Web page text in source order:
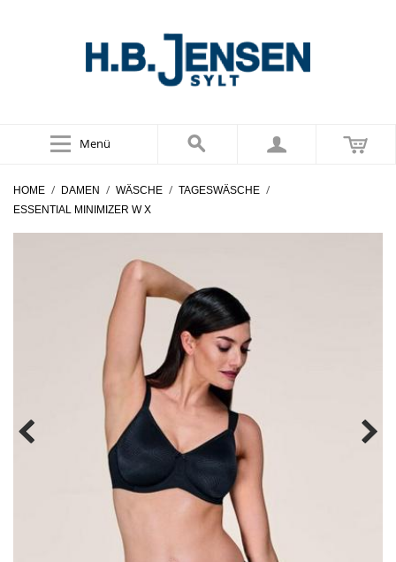
Menü
HOME / DAMEN / WÄSCHE / TAGESWÄSCHE /
ESSENTIAL MINIMIZER W X